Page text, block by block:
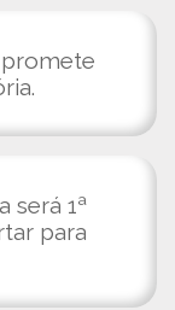
promete
será 1ª
para